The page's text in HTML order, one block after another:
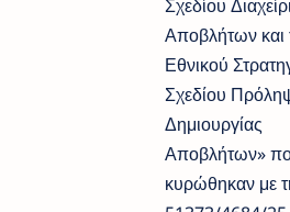
Σχεδίου
Αποβλήτων και
Εθνικού
Σχεδίου
Δημιουργίας
Αποβλήτων»
κυρώθηκαν με